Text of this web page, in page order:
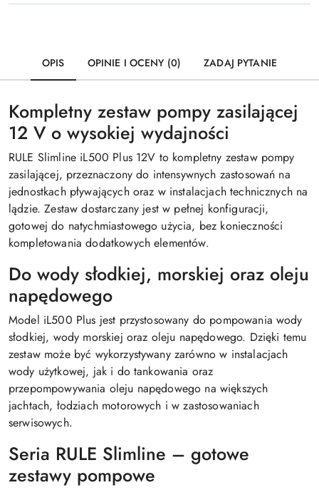
OPIS OPINIE I OCENY (0) ZADAJ PYTANIE
Kompletny zestaw pompy zasilającej
12 V o wysokiej wydajności
RULE Slimline iL500 Plus 12V to kompletny zestaw pompy
zasilającej, przeznaczony do intensywnych zastosowań na
jednostkach pływających oraz w instalacjach technicznych na
lądzie. Zestaw dostarczany jest w pełnej konfiguracji,
gotowej do natychmiastowego użycia, bez konieczności
kompletowania dodatkowych elementów.
Do wody słodkiej, morskiej oraz oleju
napędowego
Model iL500 Plus jest przystosowany do pompowania wody
słodkiej, wody morskiej oraz oleju napędowego. Dzięki temu
zestaw może być wykorzystywany zarówno w instalacjach
wody użytkowej, jak i do tankowania oraz
przepompowywania oleju napędowego na większych
jachtach, łodziach motorowych i w zastosowaniach
serwisowych.
Seria RULE Slimline – gotowe
zestawy pompowe